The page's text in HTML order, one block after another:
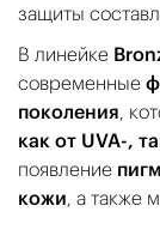
защиты
В линейке
современные
поколения,
как от UVA-,
появление
кожи, а также